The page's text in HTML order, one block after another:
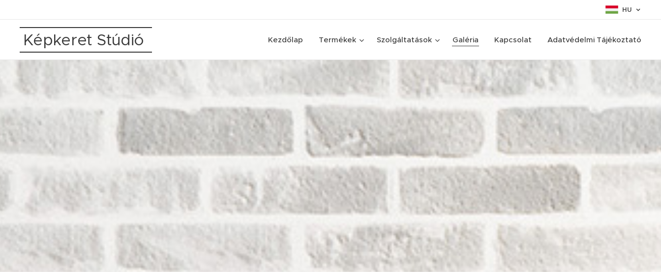
HU
Képkeret Stúdió Kezdőlap Termékek Szolgáltatások Galéria Kapcsolat Adatvédelmi Tájékoztató